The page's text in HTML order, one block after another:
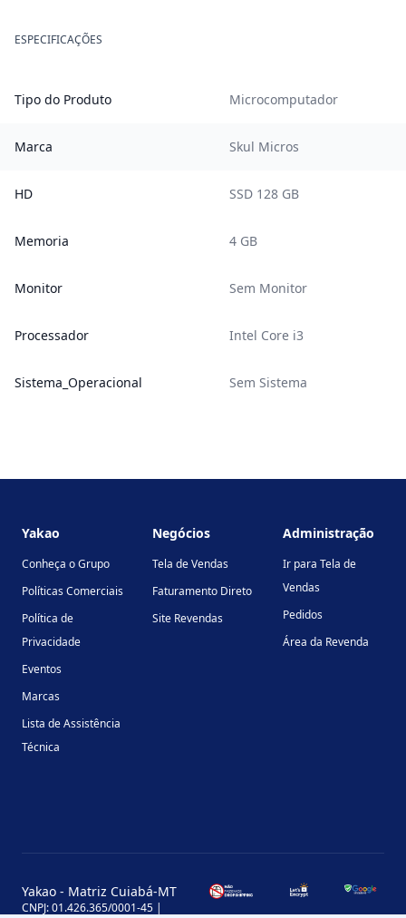
ESPECIFICAÇÕES
Tipo do Produto Microcomputador
Marca Skul Micros
HD SSD 128 GB
Memoria 4 GB
Monitor Sem Monitor
Processador Intel Core i3
Sistema_Operacional Sem Sistema
Yakao
Conheça o Grupo
Políticas Comerciais
Política de
Privacidade
Eventos
Marcas
Lista de Assistência
Técnica
Negócios
Tela de Vendas
Faturamento Direto
Site Revendas
Administração
Ir para Tela de
Vendas
Pedidos
Área da Revenda
Yakao - Matriz Cuiabá-MT
CNPJ: 01.426.365/0001-45 |